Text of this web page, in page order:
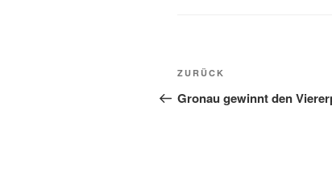
Beitragsnavigation
Vorheriger
Beitrag
ZURÜCK
Gronau gewinnt den